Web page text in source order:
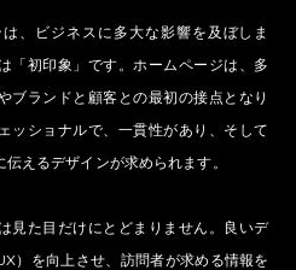
、ビジネスに多大な影響を及ぼしま
「初印象」です。ホームページは、多
ブランドと顧客との最初の接点となり
ッショナルで、一貫性があり、そして
えるデザインが求められます。
見た目だけにとどまりません。良いデ
）を向上させ、訪問者が求める情報を